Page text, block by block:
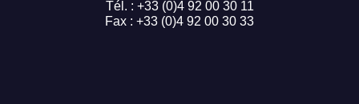
Tél. : +33 (0)4 92 00 30 11
Fax : +33 (0)4 92 00 30 33